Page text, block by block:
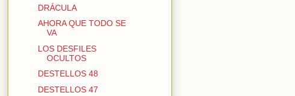
DRÁCULA
AHORA QUE TODO SE
VA
LOS DESFILES
OCULTOS
DESTELLOS 48
DESTELLOS 47